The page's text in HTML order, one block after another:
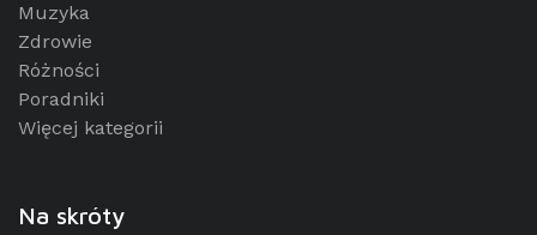
Muzyka
Zdrowie
Różności
Poradniki
Więcej kategorii
Na skróty